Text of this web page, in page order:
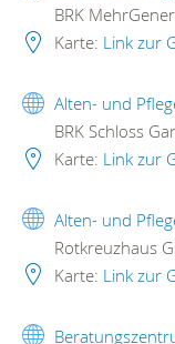
BRK
Karte: Link zur
Alten- und
BRK Schloss
Karte: Link zur
Alten- und
Rotkreuzhaus
Karte: Link zur